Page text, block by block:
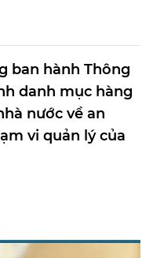
ban hành Thông
danh mục hàng
nước về an
vi quản lý của